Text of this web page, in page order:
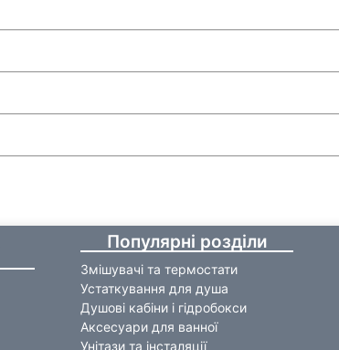
Популярні розділи
Змішувачі та термостати
Устаткування для душа
Душові кабіни і гідробокси
Аксесуари для ванної
Унітази та інсталяції